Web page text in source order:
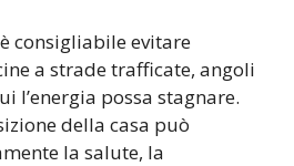
consigliabile evitare
a strade trafficate, angoli
l’energia possa stagnare.
della casa può
la salute, la